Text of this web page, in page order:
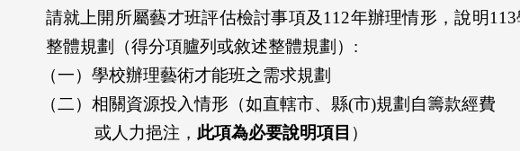
請就上開所屬藝才班評估檢討事項及112年辦理情形，說明
整體規劃（得分項臚列或敘述整體規劃）:
（一）學校辦理藝術才能班之需求規劃
（二）相關資源投入情形（如直轄市、縣(市)規劃自籌款經費
或人力挹注， 此項為必要說明項目 ）